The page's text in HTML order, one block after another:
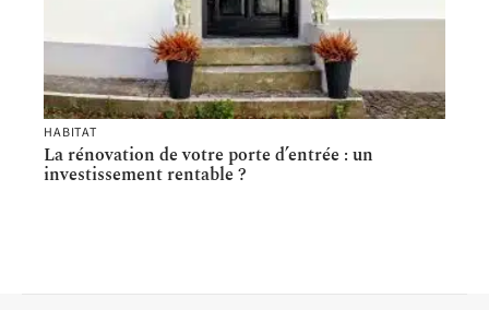
HABITAT
La rénovation de votre porte d’entrée : un
investissement rentable ?